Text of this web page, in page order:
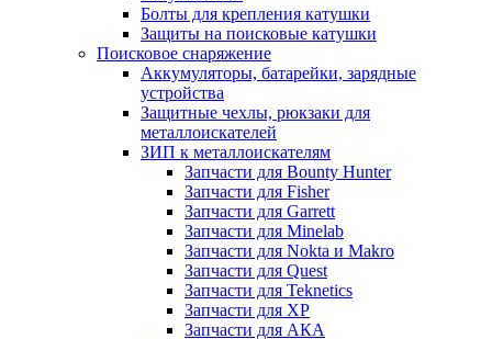
Болты для крепления катушки
Защиты на поисковые катушки
Поисковое снаряжение
Аккумуляторы, батарейки, зарядные
устройства
Защитные чехлы, рюкзаки для
металлоискателей
ЗИП к металлоискателям
Запчасти для Bounty Hunter
Запчасти для Fisher
Запчасти для Garrett
Запчасти для Minelab
Запчасти для Nokta и Makro
Запчасти для Quest
Запчасти для Teknetics
Запчасти для XP
Запчасти для АКА